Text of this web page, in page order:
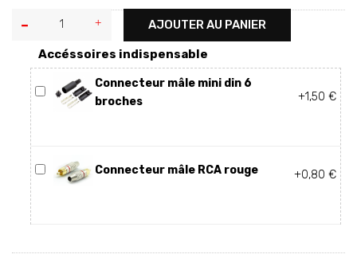
AJOUTER AU PANIER
Accéssoires indispensable
Connecteur mâle mini din 6
broches
+1,50 €
Connecteur mâle RCA rouge +0,80 €